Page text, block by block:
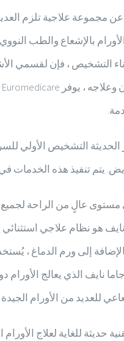
مجموعة علاجية تلزم
بالإشعاع والطب
التشخيص ، فإن لقسمي
الحديثة التشخيص الأولي
يتم تنفيذ هذه الخدمات
مستوى عالٍ من الراحة
نايف هو نظام علاجي
إلى ورم الدماغ ،
نايف الذي يعالج
للعديد من الأورام
حديثة للغاية لعلاج